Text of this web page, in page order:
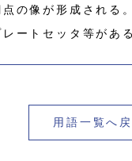
の像が形成される
ートセッタ等がある
用語一覧へ戻